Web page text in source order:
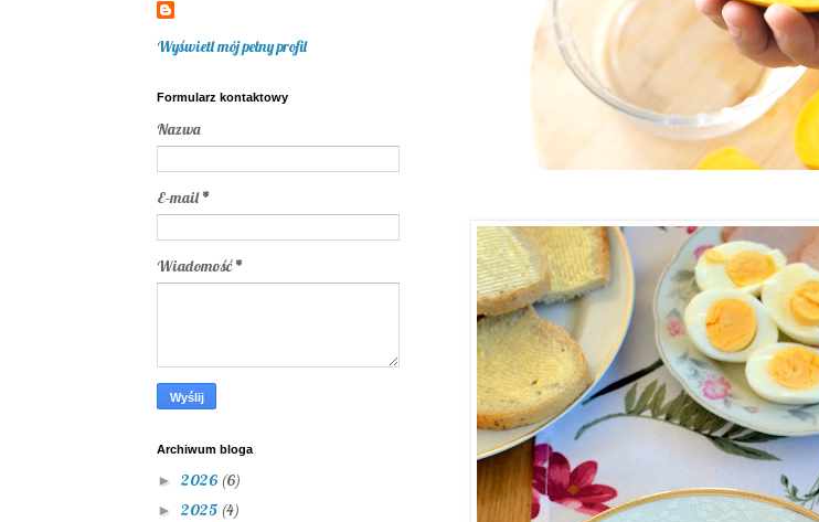
Wyświetl mój pełny profil
Formularz kontaktowy
Nazwa
E-mail*
Wiadomość*
Archiwum bloga
► 2026 (6)
► 2025 (4)